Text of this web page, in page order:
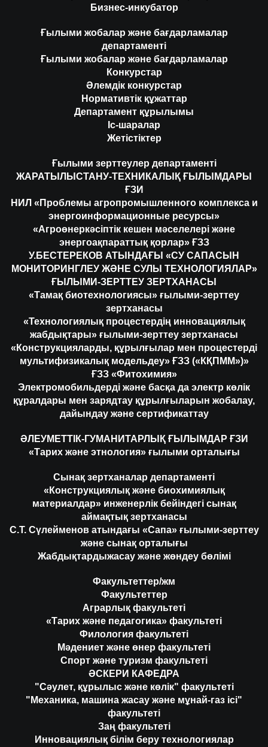
Бизнес-инкубатор
Ғылыми жобалар және бағдарламалар
департаменті
Ғылыми жобалар және бағдарламалар
Конкурстар
Әлемдік конкурстар
Нормативтік құжаттар
Департамент құрылымы
Іс-шаралар
Жетістіктер
Ғылыми зерттеулер департаменті
ЖАРАТЫЛЫСТАНУ-ТЕХНИКАЛЫҚ ҒЫЛЫМДАРЫ
ҒЗИ
НИЛ «Проблемы агропромышленного комплекса и
энергоинформационные ресурсы»
«Агроөнеркәсіптік кешен мәселелері және
энергоақпараттық қорлар» ҒЗЗ
У.БЕСТЕРЕКОВ АТЫНДАҒЫ «СУ САПАСЫН
МОНИТОРИНГЛЕУ ЖӘНЕ СУЛЫ ТЕХНОЛОГИЯЛАР»
ҒЫЛЫМИ-ЗЕРТТЕУ ЗЕРТХАНАСЫ
«Тамақ биотехнологиясы» ғылыми-зерттеу
зертханасы
«Технологиялық процестердің инновациялық
жабдықтары» ғылыми-зерттеу зертханасы
«Конструкцияларды, құрылғылар мен процестерді
мультифизикалық модельдеу» ҒЗЗ («КҚПММ»)»
ҒЗЗ «Фитохимия»
Электромобильдерді және басқа да электр көлік
құралдары мен зарядтау құрылғыларын жобалау,
дайындау және сертификаттау
ӘЛЕУМЕТТІК-ГУМАНИТАРЛЫҚ ҒЫЛЫМДАР ҒЗИ
«Тарих және этнология» ғылыми орталығы
Сынақ зертханалар департаменті
«Конструкциялық және биохимиялық
материалдар» инженерлік бейіндегі сынақ
аймақтық зертханасы
С.Т. Сүлейменов атындағы «Сапа» ғылыми-зерттеу
және сынақ орталығы
Жабдықтардыжасау және жөндеу бөлімі
Факультеттер/жм
Факультеттер
Аграрлық факультеті
«Тарих және педагогика» факультеті
Филология факультеті
Мәдениет және өнер факультеті
Спорт және туризм факультеті
ӘСКЕРИ КАФЕДРА
"Сәулет, құрылыс және көлік" факультеті
"Механика, машина жасау және мұнай-газ ісі"
факультеті
Заң факультеті
Инновациялық білім беру технологиялар